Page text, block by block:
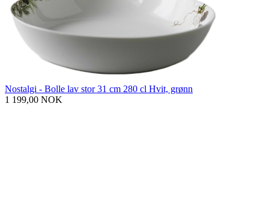
Nostalgi - Bolle lav stor 31 cm 280 cl Hvit, grønn
1 199,00 NOK